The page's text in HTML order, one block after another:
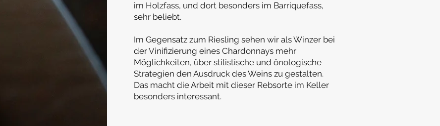
im Holzfass, und dort besonders im Barriquefass,
sehr beliebt.
Im Gegensatz zum Riesling sehen wir als Winzer bei
der Vinifizierung eines Chardonnays mehr
Möglichkeiten, über stilistische und önologische
Strategien den Ausdruck des Weins zu gestalten.
Das macht die Arbeit mit dieser Rebsorte im Keller
besonders interessant.